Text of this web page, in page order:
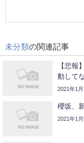
未分類の関連記事
【悲報
動して
2021年1月
櫻坂、
2021年1月